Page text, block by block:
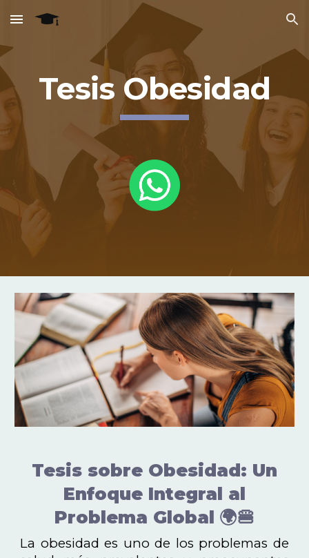
Skip to main content Skip to navigation
Tesis Obesidad
Tesis sobre Obesidad: Un
Enfoque Integral al
Problema Global 🌍🍔
La obesidad es uno de los problemas de